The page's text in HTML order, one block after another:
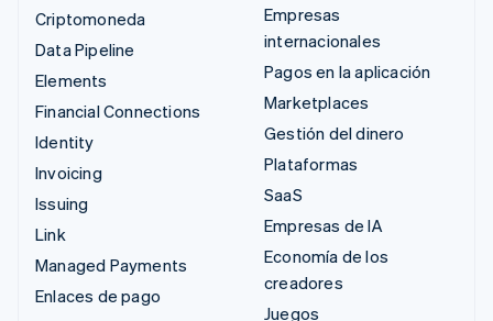
Criptomoneda
Data Pipeline
Elements
Financial Connections
Identity
Invoicing
Issuing
Link
Managed Payments
Enlaces de pago
Empresas
internacionales
Pagos en la aplicación
Marketplaces
Gestión del dinero
Plataformas
SaaS
Empresas de IA
Economía de los
creadores
Juegos